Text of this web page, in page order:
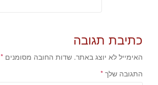
כתיבת תגובה
האימייל לא יוצג באתר. שדות החובה מסומנים *
התגובה שלך *